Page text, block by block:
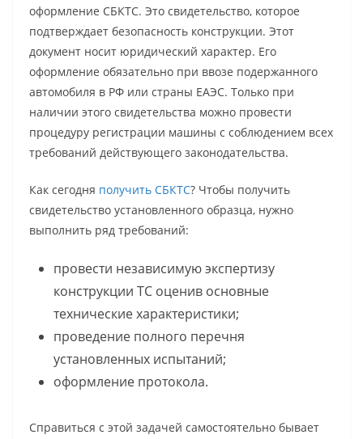
оформление СБКТС. Это свидетельство, которое
подтверждает безопасность конструкции. Этот
документ носит юридический характер. Его
оформление обязательно при ввозе подержанного
автомобиля в РФ или страны ЕАЭС. Только при
наличии этого свидетельства можно провести
процедуру регистрации машины с соблюдением всех
требований действующего законодательства.
Как сегодня получить СБКТС? Чтобы получить
свидетельство установленного образца, нужно
выполнить ряд требований:
провести независимую экспертизу
конструкции ТС оценив основные
технические характеристики;
проведение полного перечня
установленных испытаний;
оформление протокола.
Справиться с этой задачей самостоятельно бывает